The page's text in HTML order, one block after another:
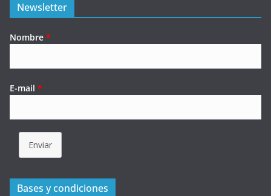
Newsletter
Nombre *
E-mail *
Enviar
Bases y condiciones